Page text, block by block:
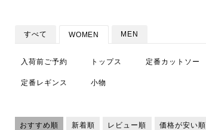
すべて WOMEN MEN
入荷前ご予約 トップス 定番カットソー
定番レギンス 小物
おすすめ順 新着順 レビュー順 価格が安い順